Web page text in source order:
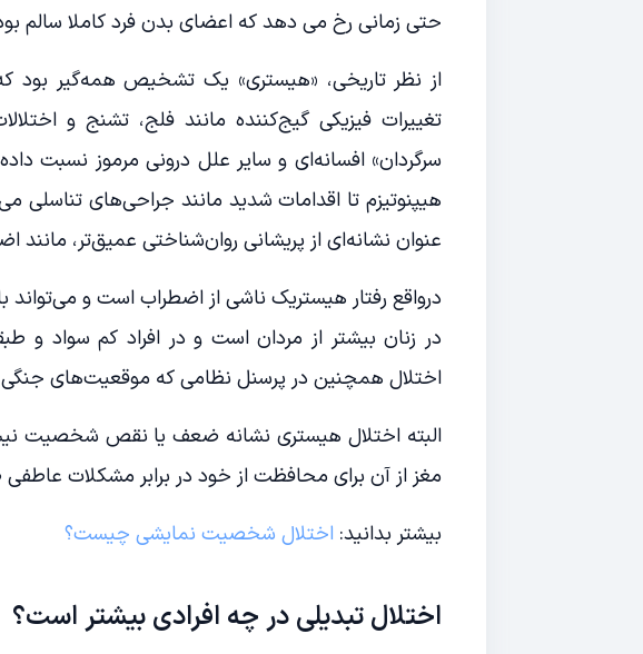
حتی زمانی رخ می دهد که اعضای بدن فرد کاملا سالم
از نظر تاریخی، «هیستری» یک تشخیص همه‌گیر بود
تغییرات فیزیکی گیج‌کننده مانند فلج، تشنج و
سرگردان» افسانه‌ای و سایر علل درونی مرموز نسبت
هیپنوتیزم تا اقدامات شدید مانند جراحی‌های تناسلی
عنوان نشانه‌ای از پریشانی روان‌شناختی عمیق‌تر، مانند
درواقع رفتار هیستریک ناشی از اضطراب است و
در زنان بیشتر از مردان است و در افراد کم سواد و
اختلال همچنین در پرسنل نظامی که موقعیت‌های جنگی
البته اختلال هیستری نشانه ضعف یا نقص شخصیت
مغز از آن برای محافظت از خود در برابر مشکلات
بیشتر بدانید: اختلال شخصیت نمایشی چیست؟
اختلال تبدیلی در چه افرادی بیشتر است؟